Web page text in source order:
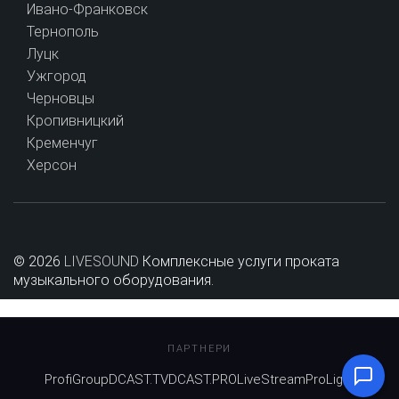
Ивано-Франковск
Тернополь
Луцк
Ужгород
Черновцы
Кропивницкий
Кременчуг
Херсон
© 2026 LIVESOUND Комплексные услуги проката
музыкального оборудования.
ПАРТНЕРИ
ProfiGroupDCAST.TVDCAST.PROLiveStreamProLight